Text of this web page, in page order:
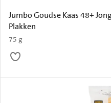
Jumbo Goudse Kaas 48+
Plakken
75 g